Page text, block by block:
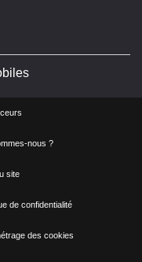
nous ?
site
de confidentialité
des cookies